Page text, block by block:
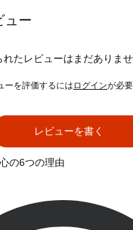
ュー
たレビューはまだありませ
ーを評価するには ログインが必要
レビューを書く
の6つの理由